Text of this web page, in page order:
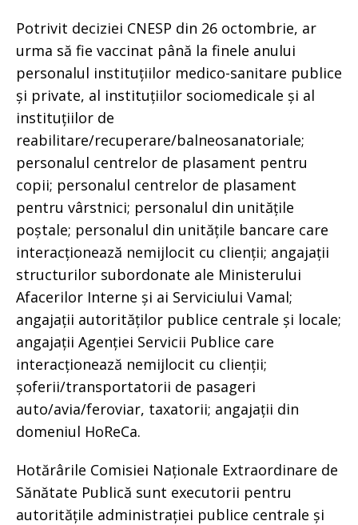
Potrivit deciziei CNESP din 26 octombrie, ar
urma să fie vaccinat până la finele anului
personalul instituțiilor medico-sanitare publice
și private, al instituțiilor sociomedicale și al
instituțiilor de
reabilitare/recuperare/balneosanatoriale;
personalul centrelor de plasament pentru
copii; personalul centrelor de plasament
pentru vârstnici; personalul din unitățile
poștale; personalul din unitățile bancare care
interacționează nemijlocit cu clienții; angajații
structurilor subordonate ale Ministerului
Afacerilor Interne și ai Serviciului Vamal;
angajații autorităților publice centrale și locale;
angajații Agenției Servicii Publice care
interacționează nemijlocit cu clienții;
șoferii/transportatorii de pasageri
auto/avia/feroviar, taxatorii; angajații din
domeniul HoReCa.
Hotărârile Comisiei Naționale Extraordinare de
Sănătate Publică sunt executorii pentru
autoritățile administrației publice centrale și